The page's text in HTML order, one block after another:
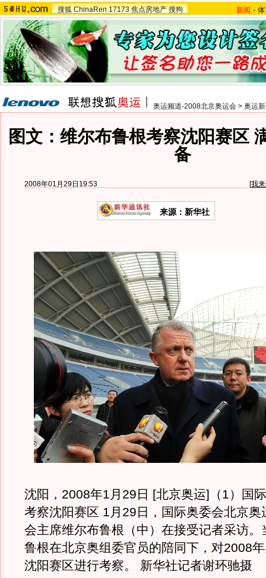
搜狐 ChinaRen 17173 焦点房地产 搜狗 新闻 -
奥运频道-2008北京奥运会 > 奥运
图文：维尔布鲁根考察沈阳赛区
备
2008年01月29日19:53 [我
来源：新华社
沈阳，2008年1月29日 [北京奥运]（1）国
考察沈阳赛区 1月29日，国际奥委会北京奥
会主席维尔布鲁根（中）在接受记者采访。
鲁根在北京奥组委官员的陪同下，对2008
沈阳赛区进行考察。 新华社记者谢环驰摄